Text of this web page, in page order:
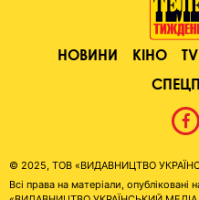
НОВИНИ КІНО TV
© 2025, ТОВ «ВИДАВНИЦТВО
Всі права на матеріали,